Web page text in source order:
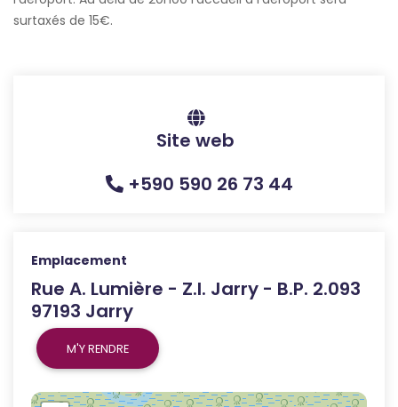
surtaxés de 15€.
Site web
+590 590 26 73 44
Emplacement
Rue A. Lumière - Z.I. Jarry - B.P. 2.093
97193 Jarry
M'Y RENDRE